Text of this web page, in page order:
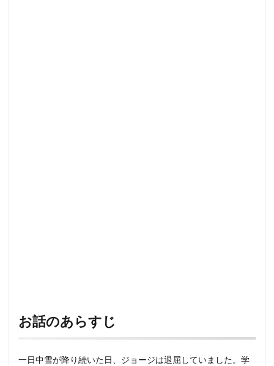
お話のあらすじ
一日中雪が降り続いた日、ジョージは退屈していました。学